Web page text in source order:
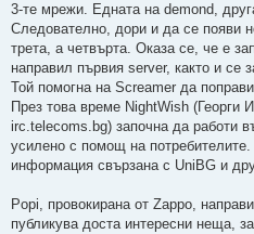
3-те мрежи. Едната на demond,
Следователно, дори и да се появи
трета, а четвърта. Оказа се, че е
направил първия server, както и се
Той помогна на Screamer да
През това време NightWish (Георги
irc.telecoms.bg) започна да работи
усилено с помощ на
информация свързана с UniBG и
Popi, провокирана от Zappo,
публикува доста интересни неща,